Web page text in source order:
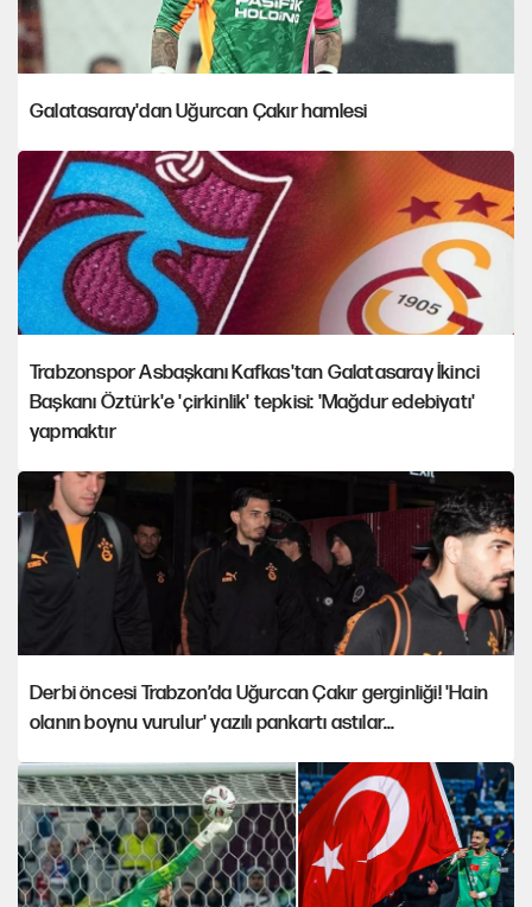
Galatasaray'dan Uğurcan Çakır hamlesi
Trabzonspor Asbaşkanı Kafkas'tan Galatasaray İkinci
Başkanı Öztürk'e 'çirkinlik' tepkisi: 'Mağdur edebiyatı'
yapmaktır
Derbi öncesi Trabzon’da Uğurcan Çakır gerginliği! 'Hain
olanın boynu vurulur' yazılı pankartı astılar...